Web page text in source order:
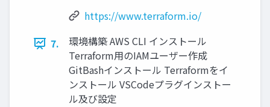
https://www.terraform.io/
7.
環境構築 AWS CLI インストール
Terraform用のIAMユーザー作成
GitBashインストール Terraformをイ
ンストール VSCodeプラグインストー
ル及び設定